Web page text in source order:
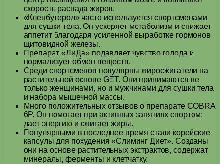
скорость распада жиров.
«Кленбутерол» часто используется спортсменами
для сушки тела. Он ускоряет метаболизм и снижает
аппетит благодаря усиленной выработке гормонов
щитовидной железы.
Препарат «ЛиДа» подавляет чувство голода и
нормализует обмен веществ.
Среди спортсменов популярны жиросжигатели на
растительной основе GET. Они принимаются не
только женщинами, но и мужчинами для сушки тела
и набора мышечной массы.
Много положительных отзывов о препарате COBRA
6P. Он помогает при активных занятиях спортом:
дает энергию и сжигает жиры.
Популярными в последнее время стали корейские
капсулы для похудения «Слиминг Диет». Созданы
они на основе растительных экстрактов, содержат
минералы, ферменты и клетчатку.